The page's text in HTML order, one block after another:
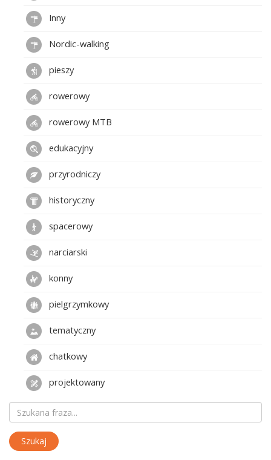
Inny
Nordic-walking
pieszy
rowerowy
rowerowy MTB
edukacyjny
przyrodniczy
historyczny
spacerowy
narciarski
konny
pielgrzymkowy
tematyczny
chatkowy
projektowany